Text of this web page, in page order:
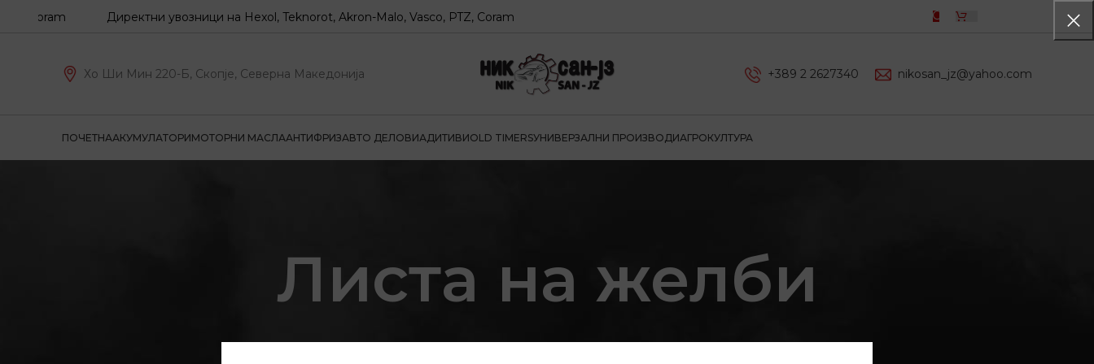
Coram Директни увозници на Hexol, Teknorot, Akron-Malo, Vasco, PTZ, Coram
Хо Ши Мин 220-Б, Скопје, Северна Македонија +389 2 2627340 nikosan_jz@yahoo.com
ПОЧЕТНААКУМУЛАТОРИМОТОРНИ МАСЛААНТИФРИЗАВТО ДЕЛОВИАДИТИВИOLD TIMERSУНИВЕРЗАЛНИ ПРОИЗВОДИАГРОКУЛТУРА
Листа на желби